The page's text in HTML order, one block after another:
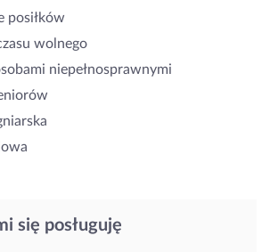
posiłków
wolnego
niepełnosprawnymi
się posługuję